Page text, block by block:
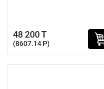
48 200 T
(8607.14 P)